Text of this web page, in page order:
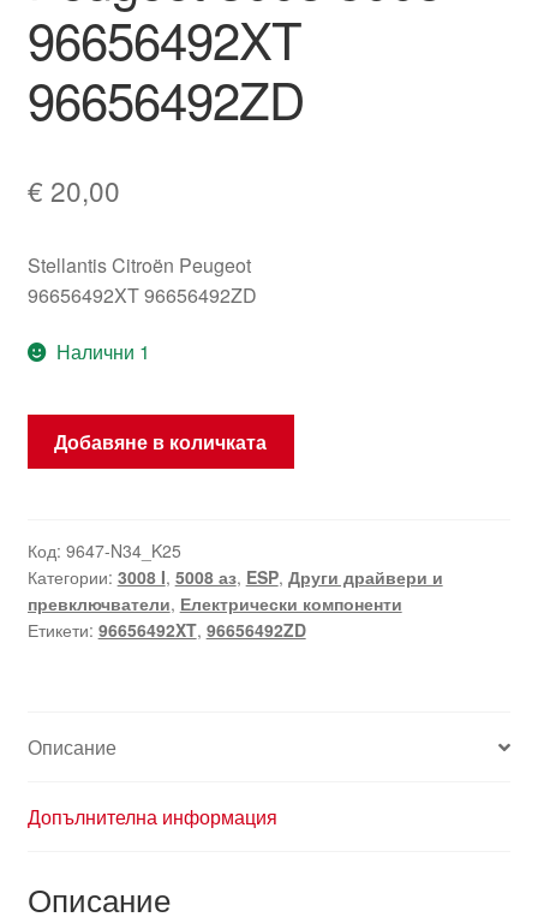
96656492XT
96656492ZD
€ 20,00
Stellantis Citroën Peugeot
96656492XT 96656492ZD
Налични 1
количество
Peugeot
3008
5008
96656492XT
Добавяне в количката
Код: 9647-N34_K25
Категории: 3008 I, 5008 аз, ESP, Други драйвери и
превключватели, Електрически компоненти
Етикети: 96656492XT, 96656492ZD
Описание
Допълнителна информация
Описание